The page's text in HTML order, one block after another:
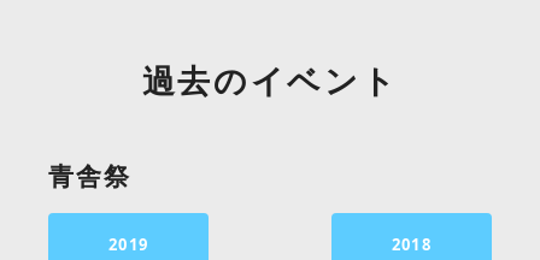
過去のイベント
青舎祭
2019 2018